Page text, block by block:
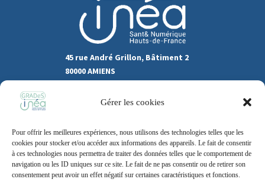
Gérer les cookies
Pour offrir les meilleures expériences, nous utilisons des technologies telles que les
cookies pour stocker et/ou accéder aux informations des appareils. Le fait de consentir
à ces technologies nous permettra de traiter des données telles que le comportement de
navigation ou les ID uniques sur ce site. Le fait de ne pas consentir ou de retirer son
consentement peut avoir un effet négatif sur certaines caractéristiques et fonctions.
45 rue André Grillon, Bâtiment 2
80000 AMIENS
Recrutement
Support
Contact